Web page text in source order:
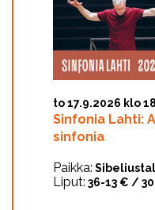
to 17.9.2026 klo
Sinfonia Lahti:
sinfonia
Paikka:
Liput: 36-13 € /